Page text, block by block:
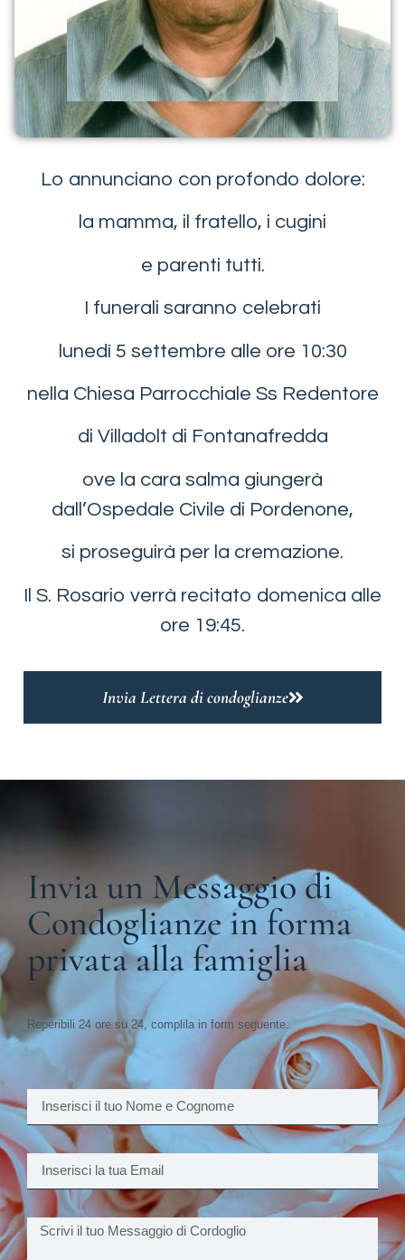
Lo annunciano con profondo dolore:
la mamma, il fratello, i cugini
e parenti tutti.
I funerali saranno celebrati
lunedì 5 settembre alle ore 10:30
nella Chiesa Parrocchiale Ss Redentore
di Villadolt di Fontanafredda
ove la cara salma giungerà
dall’Ospedale Civile di Pordenone,
si proseguirà per la cremazione.
Il S. Rosario verrà recitato domenica alle
ore 19:45.
Invia Lettera di condoglianze
Invia un Messaggio di
Condoglianze in forma
privata alla famiglia
Reperibili 24 ore su 24, complila in form seguente.